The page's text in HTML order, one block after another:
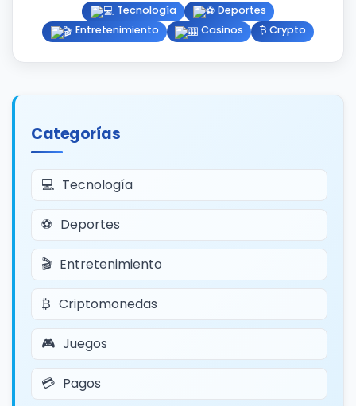
Tecnología
Deportes
Entretenimiento
Casinos ₿ Crypto
Categorías
Tecnología
Deportes
Entretenimiento
Criptomonedas
Juegos
Pagos